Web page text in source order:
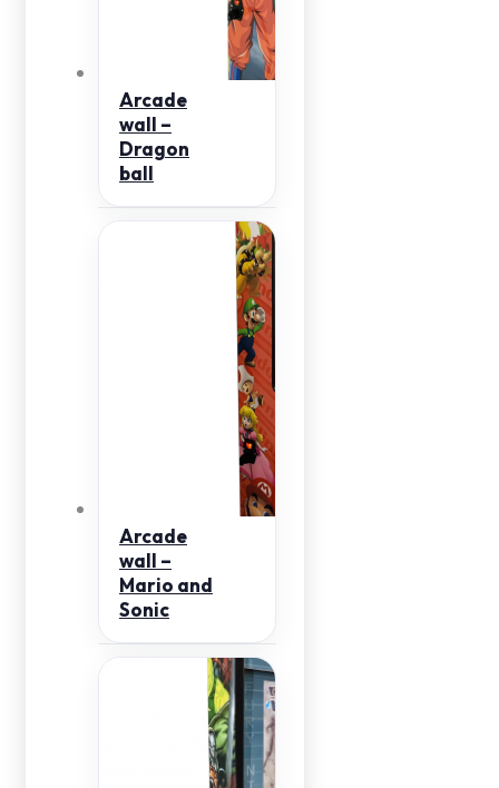
Arcade
wall –
Dragon
ball
Arcade
wall –
Mario and
Sonic